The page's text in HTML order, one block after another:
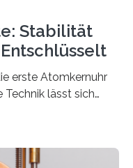
Stabilität
erste Atomkernuhr
Technik lässt sich
Thorium-
man jahrzehntelang